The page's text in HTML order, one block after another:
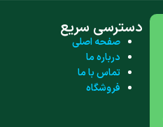
دسترسی سریع
صفحه اصلی
درباره ما
تماس با ما
فروشگاه